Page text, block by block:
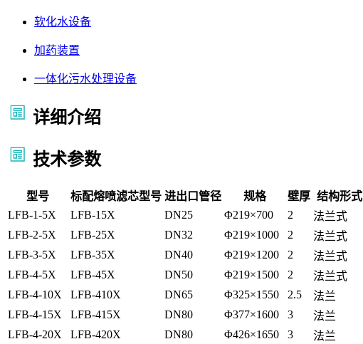
软化水设备
加药装置
一体化污水处理设备
详细介绍
技术参数
型号 标配熔喷滤芯型号 进出口管径 规格 壁厚 结构形式
LFB-1-5X
LFB-15X DN25 Φ219×700 2 法兰式
LFB-2-5X LFB-25X DN32 Φ219×1000 2 法兰式
LFB-3-5X
LFB-35X DN40 Φ219×1200 2 法兰式
LFB-4-5X
LFB-45X DN50 Φ219×1500 2 法兰式
LFB-4-10X
LFB-410X DN65 Φ325×1550 2.5 法兰
LFB-4-15X
LFB-415X DN80 Φ377×1600 3 法兰
LFB-4-20X
LFB-420X DN80 Φ426×1650 3 法兰